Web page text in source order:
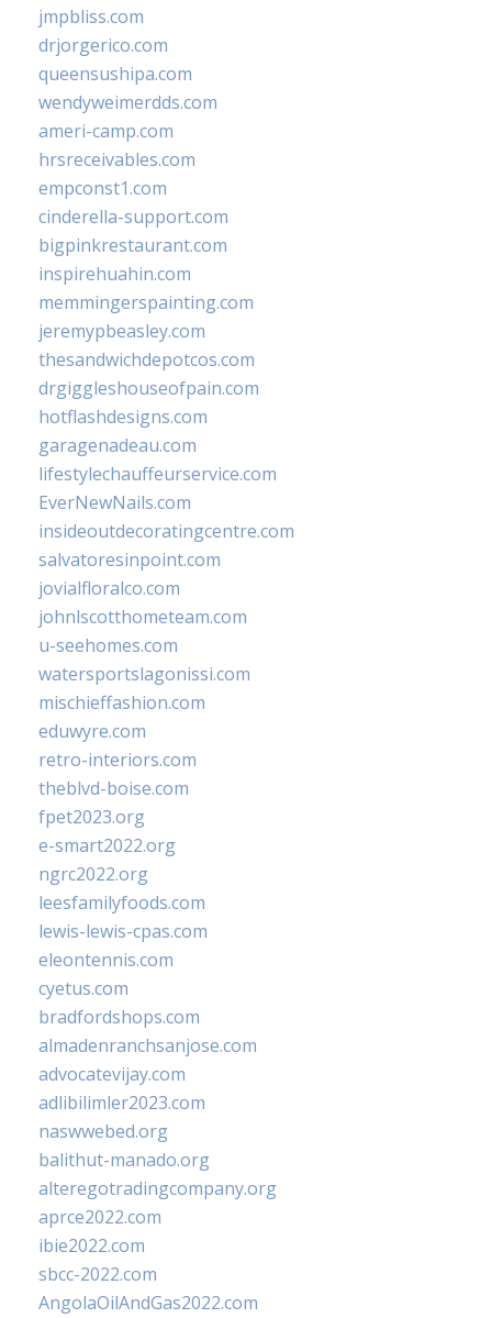
jmpbliss.com
drjorgerico.com
queensushipa.com
wendyweimerdds.com
ameri-camp.com
hrsreceivables.com
empconst1.com
cinderella-support.com
bigpinkrestaurant.com
inspirehuahin.com
memmingerspainting.com
jeremypbeasley.com
thesandwichdepotcos.com
drgiggleshouseofpain.com
hotflashdesigns.com
garagenadeau.com
lifestylechauffeurservice.com
EverNewNails.com
insideoutdecoratingcentre.com
salvatoresinpoint.com
jovialfloralco.com
johnlscotthometeam.com
u-seehomes.com
watersportslagonissi.com
mischieffashion.com
eduwyre.com
retro-interiors.com
theblvd-boise.com
fpet2023.org
e-smart2022.org
ngrc2022.org
leesfamilyfoods.com
lewis-lewis-cpas.com
eleontennis.com
cyetus.com
bradfordshops.com
almadenranchsanjose.com
advocatevijay.com
adlibilimler2023.com
naswwebed.org
balithut-manado.org
alteregotradingcompany.org
aprce2022.com
ibie2022.com
sbcc-2022.com
AngolaOilAndGas2022.com